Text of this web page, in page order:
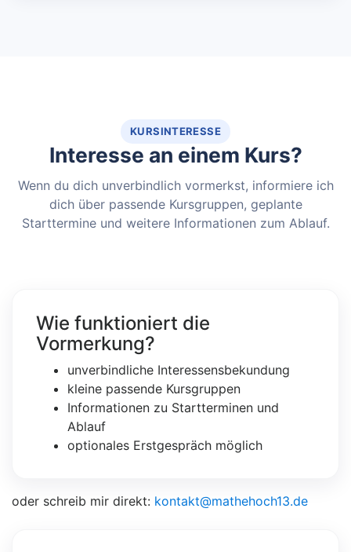
KURSINTERESSE
Interesse an einem Kurs?
Wenn du dich unverbindlich vormerkst, informiere ich
dich über passende Kursgruppen, geplante
Starttermine und weitere Informationen zum Ablauf.
Wie funktioniert die
Vormerkung?
unverbindliche Interessensbekundung
kleine passende Kursgruppen
Informationen zu Startterminen und
Ablauf
optionales Erstgespräch möglich
oder schreib mir direkt: kontakt@mathehoch13.de